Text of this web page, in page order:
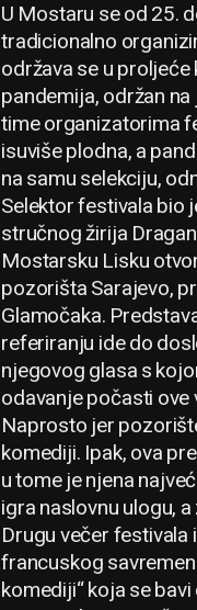
U Mostaru se od 25.
tradicionalno
održava se u proljeće
pandemija, održan
time organizatorima
isuviše plodna, a
na samu selekciju,
Selektor festivala bio
stručnog žirija
Mostarsku Lisku
pozorišta Sarajevo,
Glamočaka.
referiranju ide do
njegovog glasa s
odavanje počasti ove
Naprosto jer
komediji. Ipak, ova
u tome je njena
igra naslovnu ulogu,
Drugu večer
francuskog
komediji“ koja se